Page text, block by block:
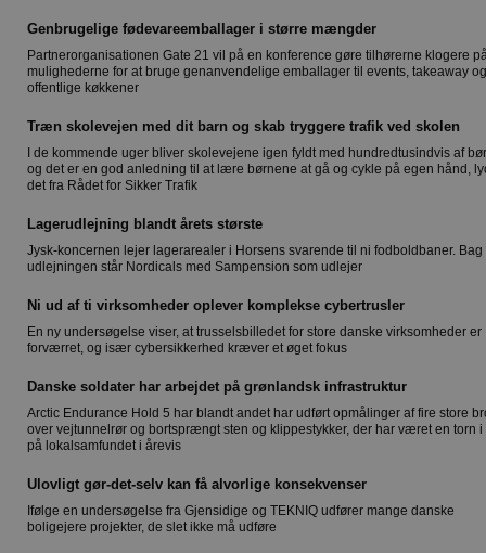
Genbrugelige fødevareemballager i større mængder
Partnerorganisationen Gate 21 vil på en konference gøre tilhørerne klogere
mulighederne for at bruge genanvendelige emballager til events, takeaway
offentlige køkkener
Træn skolevejen med dit barn og skab tryggere trafik ved skolen
I de kommende uger bliver skolevejene igen fyldt med hundredtusindvis af
og det er en god anledning til at lære børnene at gå og cykle på egen hånd,
det fra Rådet for Sikker Trafik
Lagerudlejning blandt årets største
Jysk-koncernen lejer lagerarealer i Horsens svarende til ni fodboldbaner. Bag
udlejningen står Nordicals med Sampension som udlejer
Ni ud af ti virksomheder oplever komplekse cybertrusler
En ny undersøgelse viser, at trusselsbilledet for store danske virksomheder er
forværret, og især cybersikkerhed kræver et øget fokus
Danske soldater har arbejdet på grønlandsk infrastruktur
Arctic Endurance Hold 5 har blandt andet har udført opmålinger af fire store
over vejtunnelrør og bortsprængt sten og klippestykker, der har været en torn i
på lokalsamfundet i årevis
Ulovligt gør-det-selv kan få alvorlige konsekvenser
Ifølge en undersøgelse fra Gjensidige og TEKNIQ udfører mange danske
boligejere projekter, de slet ikke må udføre